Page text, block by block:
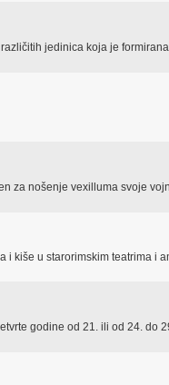
jedinica koja je
za nošenje vexilluma svoje
i kiše u starorimskim teatrima i
godine od 21. ili od 24. do